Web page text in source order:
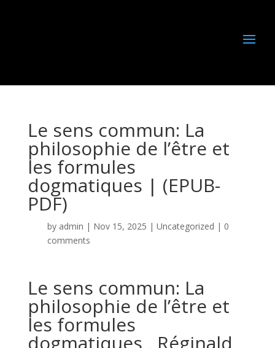
Le sens commun: La
philosophie de l’être et
les formules
dogmatiques | (EPUB-
PDF)
by admin | Nov 15, 2025 | Uncategorized | 0
comments
Le sens commun: La
philosophie de l’être et
les formules
dogmatiques , Réginald